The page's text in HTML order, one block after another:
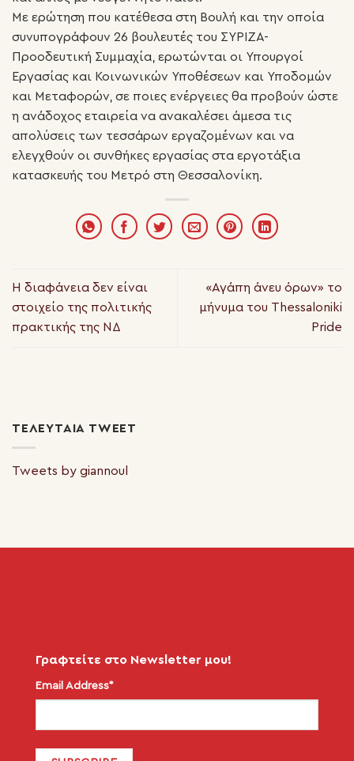
Με ερώτηση που κατέθεσα στη Βουλή και την οποία
συνυπογράφουν 26 βουλευτές του ΣΥΡΙΖΑ-
Προοδευτική Συμμαχία, ερωτώνται οι Υπουργοί
Εργασίας και Κοινωνικών Υποθέσεων και Υποδομών
και Μεταφορών, σε ποιες ενέργειες θα προβούν ώστε
η ανάδοχος εταιρεία να ανακαλέσει άμεσα τις
απολύσεις των τεσσάρων εργαζομένων και να
ελεγχθούν οι συνθήκες εργασίας στα εργοτάξια
κατασκευής του Μετρό στη Θεσσαλονίκη.
Η διαφάνεια δεν είναι
στοιχείο της πολιτικής
πρακτικής της ΝΔ
«Αγάπη άνευ όρων» το
μήνυμα του Thessaloniki
Pride
ΤΕΛΕΥΤΑΊΑ TWEET
Tweets by giannoul
Γραφτείτε στο Newsletter μου!
Email Address*